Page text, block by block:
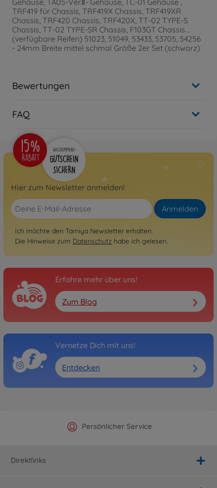
TRF419 für Chassis, TRF419X Chassis, TRF419XR
Chassis, TRF420 Chassis, TRF420X, TT-02 TYPE-S
Chassis, TT-02 TYPE-SR Chassis, F103GT Chassis...
(verfügbare Reifen) 51023, 51049, 53433, 53705, 54256
- 24mm Breite mittel schmal Größe 2er Set (schwarz)
Bewertungen
FAQ
Hier zum Newsletter anmelden!
Anmelden
Ich möchte den Tamiya Newsletter erhalten.
Die Hinweise zum Datenschutz habe ich gelesen.
Erfahre mehr über uns!
Zum Blog
Vernetze Dich mit uns!
Entdecken
Offizieller Hersteller Shop
Persönlicher Service
Versandkostenfrei ab 25€
Schnelle Lieferung
Direktlinks